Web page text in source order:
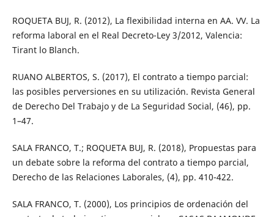
ROQUETA BUJ, R. (2012), La flexibilidad interna en AA. VV. La
reforma laboral en el Real Decreto-Ley 3/2012, Valencia:
Tirant lo Blanch.
RUANO ALBERTOS, S. (2017), El contrato a tiempo parcial:
las posibles perversiones en su utilización. Revista General
de Derecho Del Trabajo y de La Seguridad Social, (46), pp.
1–47.
SALA FRANCO, T.; ROQUETA BUJ, R. (2018), Propuestas para
un debate sobre la reforma del contrato a tiempo parcial,
Derecho de las Relaciones Laborales, (4), pp. 410-422.
SALA FRANCO, T. (2000), Los principios de ordenación del